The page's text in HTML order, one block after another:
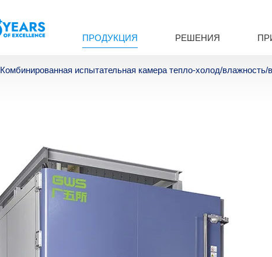
ПРОДУКЦИЯ РЕШЕНИЯ
Комбинированная испытательная камера тепло-холод/влажность/